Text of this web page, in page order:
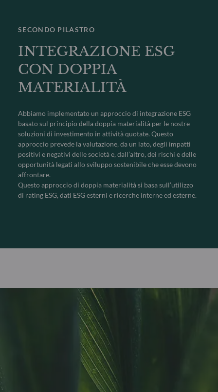
SECONDO PILASTRO
INTEGRAZIONE ESG
CON DOPPIA
MATERIALITÀ
Abbiamo implementato un approccio di integrazione ESG
basato sul principio della doppia materialità per le nostre
soluzioni di investimento in attività quotate. Questo
approccio prevede la valutazione, da un lato, degli impatti
positivi e negativi delle società e, dall’altro, dei rischi e delle
opportunità legati allo sviluppo sostenibile che esse devono
affrontare.
Questo approccio di doppia materialità si basa sull’utilizzo
di rating ESG, dati ESG esterni e ricerche interne ed esterne.